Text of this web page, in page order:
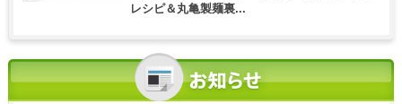
レシピ＆丸亀製麺裏...